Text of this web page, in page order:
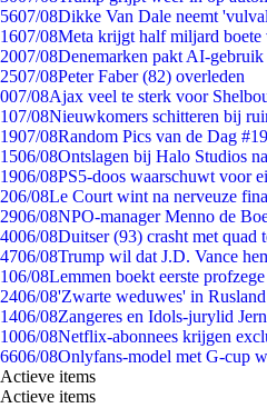
5607/08Dikke Van Dale neemt
1607/08Meta krijgt half miljard boete
2007/08Denemarken pakt AI-gebruik
2507/08Peter Faber (82) overleden
007/08Ajax veel te sterk voor
107/08Nieuwkomers schitteren bij
1907/08Random Pics van de Dag
1506/08Ontslagen bij Halo Studios
1906/08PS5-doos waarschuwt voor
206/08Le Court wint na nerveuze
2906/08NPO-manager Menno de
4006/08Duitser (93) crasht met quad
4706/08Trump wil dat J.D. Vance
106/08Lemmen boekt eerste
2406/08'Zwarte weduwes' in
1406/08Zangeres en Idols-jurylid
1006/08Netflix-abonnees krijgen
6606/08Onlyfans-model met G-cup
Actieve items
Actieve items